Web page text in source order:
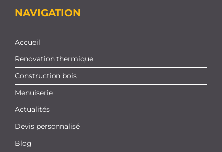
NAVIGATION
Accueil
Renovation thermique
Construction bois
Menuiserie
Actualités
Devis personnalisé
Blog